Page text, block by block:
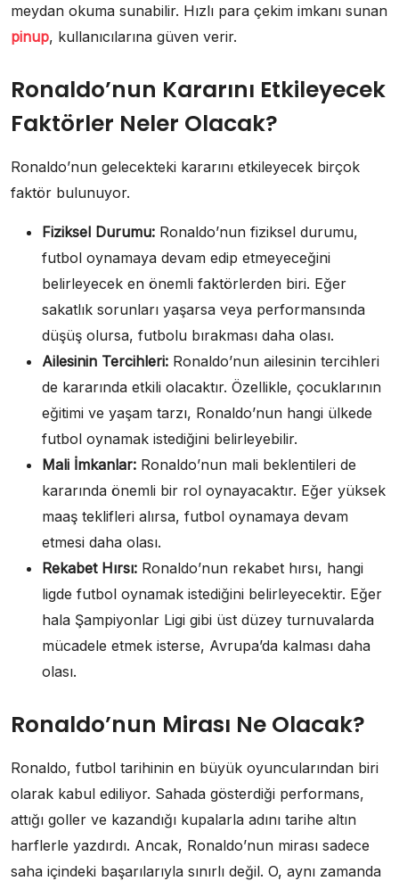
meydan okuma sunabilir. Hızlı para çekim imkanı sunan
pinup, kullanıcılarına güven verir.
Ronaldo’nun Kararını Etkileyecek
Faktörler Neler Olacak?
Ronaldo’nun gelecekteki kararını etkileyecek birçok
faktör bulunuyor.
Fiziksel Durumu: Ronaldo’nun fiziksel durumu,
futbol oynamaya devam edip etmeyeceğini
belirleyecek en önemli faktörlerden biri. Eğer
sakatlık sorunları yaşarsa veya performansında
düşüş olursa, futbolu bırakması daha olası.
Ailesinin Tercihleri: Ronaldo’nun ailesinin tercihleri
de kararında etkili olacaktır. Özellikle, çocuklarının
eğitimi ve yaşam tarzı, Ronaldo’nun hangi ülkede
futbol oynamak istediğini belirleyebilir.
Mali İmkanlar: Ronaldo’nun mali beklentileri de
kararında önemli bir rol oynayacaktır. Eğer yüksek
maaş teklifleri alırsa, futbol oynamaya devam
etmesi daha olası.
Rekabet Hırsı: Ronaldo’nun rekabet hırsı, hangi
ligde futbol oynamak istediğini belirleyecektir. Eğer
hala Şampiyonlar Ligi gibi üst düzey turnuvalarda
mücadele etmek isterse, Avrupa’da kalması daha
olası.
Ronaldo’nun Mirası Ne Olacak?
Ronaldo, futbol tarihinin en büyük oyuncularından biri
olarak kabul ediliyor. Sahada gösterdiği performans,
attığı goller ve kazandığı kupalarla adını tarihe altın
harflerle yazdırdı. Ancak, Ronaldo’nun mirası sadece
saha içindeki başarılarıyla sınırlı değil. O, aynı zamanda